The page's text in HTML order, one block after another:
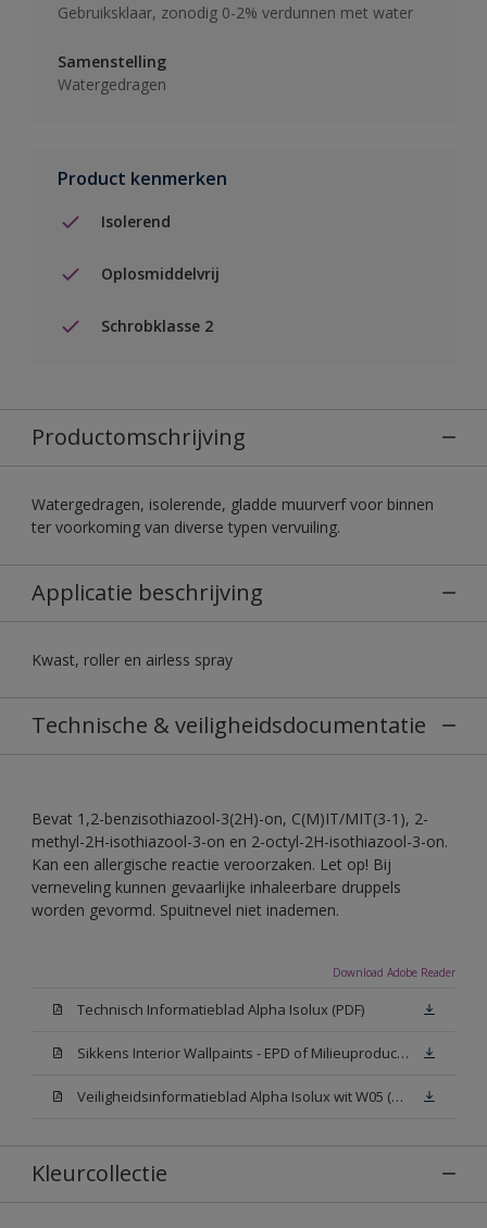
Gebruiksklaar, zonodig 0-2% verdunnen met water
Samenstelling
Watergedragen
Product kenmerken
Isolerend
Oplosmiddelvrij
Schrobklasse 2
Productomschrijving
Watergedragen, isolerende, gladde muurverf voor binnen
ter voorkoming van diverse typen vervuiling.
Applicatie beschrijving
Kwast, roller en airless spray
Technische & veiligheidsdocumentatie
Bevat 1,2-benzisothiazool-3(2H)-on, C(M)IT/MIT(3-1), 2-
methyl-2H-isothiazool-3-on en 2-octyl-2H-isothiazool-3-on.
Kan een allergische reactie veroorzaken. Let op! Bij
verneveling kunnen gevaarlijke inhaleerbare druppels
worden gevormd. Spuitnevel niet inademen.
Download Adobe Reader
Technisch Informatieblad Alpha Isolux (PDF)
Sikkens Interior Wallpaints - EPD of Milieuproductverklaring
Veiligheidsinformatieblad Alpha Isolux wit W05 (SDS)
Kleurcollectie